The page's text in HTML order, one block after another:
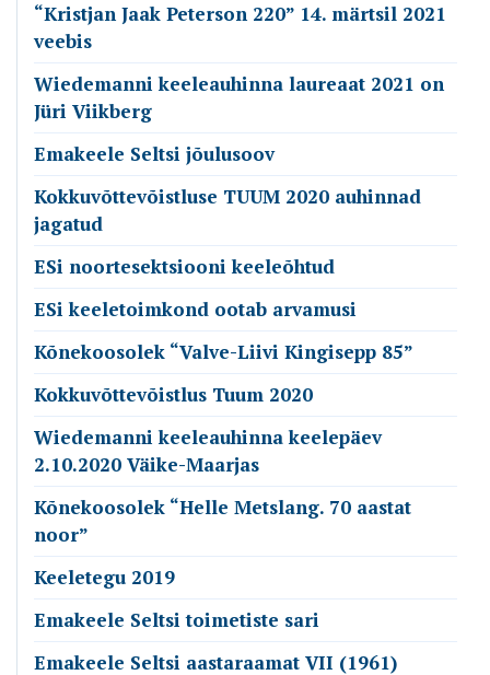
“Kristjan Jaak Peterson 220” 14. märtsil 2021
veebis
Wiedemanni keeleauhinna laureaat 2021 on
Jüri Viikberg
Emakeele Seltsi jõulusoov
Kokkuvõttevõistluse TUUM 2020 auhinnad
jagatud
ESi noortesektsiooni keeleõhtud
ESi keeletoimkond ootab arvamusi
Kõnekoosolek “Valve-Liivi Kingisepp 85”
Kokkuvõttevõistlus Tuum 2020
Wiedemanni keeleauhinna keelepäev
2.10.2020 Väike-Maarjas
Kõnekoosolek “Helle Metslang. 70 aastat
noor”
Keeletegu 2019
Emakeele Seltsi toimetiste sari
Emakeele Seltsi aastaraamat VII (1961)